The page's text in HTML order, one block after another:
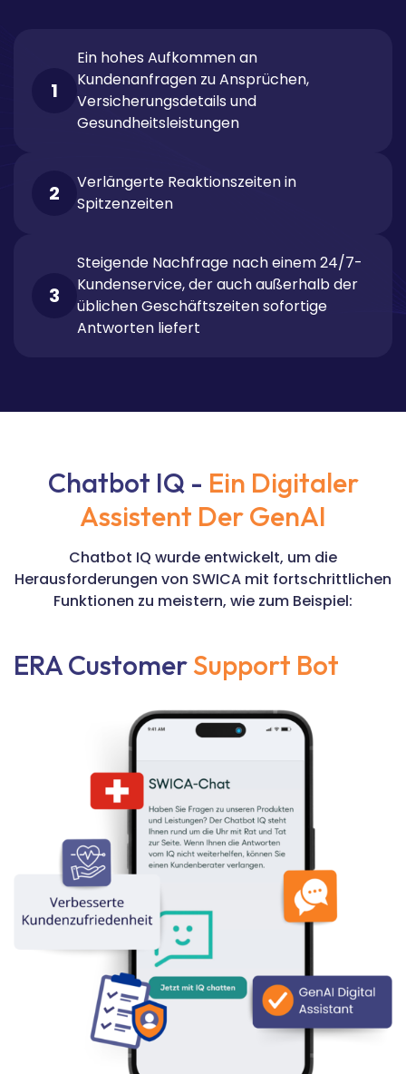
1
Ein hohes Aufkommen an
Kundenanfragen zu Ansprüchen,
Versicherungsdetails und
Gesundheitsleistungen
2
Verlängerte Reaktionszeiten in
Spitzenzeiten
3
Steigende Nachfrage nach einem24/7-
Kundenservice, der auch außerhalb der
üblichen Geschäftszeiten sofortige
Antworten liefert
Chatbot IQ - Ein Digitaler
Assistent Der GenAI
Chatbot IQ wurde entwickelt, um die
Herausforderungen von SWICA mit fortschrittlichen
Funktionen zu meistern, wie zum Beispiel:
ERA CustomerSupport Bot